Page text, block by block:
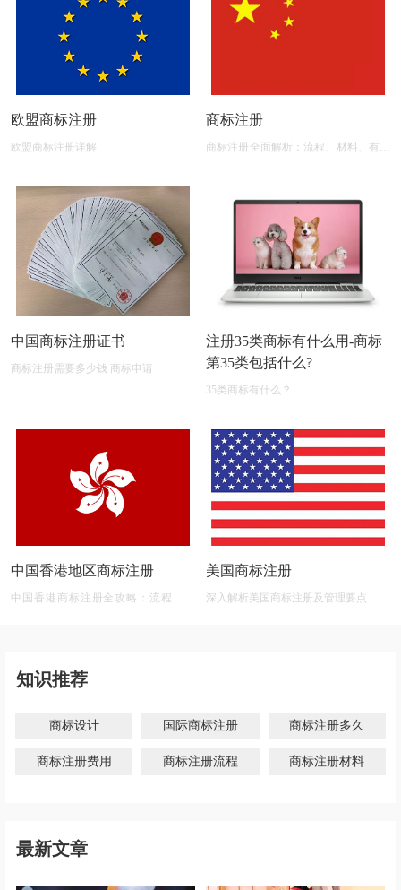
欧盟商标注册
欧盟商标注册详解
商标注册
商标注册全面解析：流程、材料、有效
中国商标注册证书
商标注册需要多少钱 商标申请
注册35类商标有什么用-商标
第35类包括什么?
35类商标有什么？
中国香港地区商标注册
中国香港商标注册全攻略：流程、材
美国商标注册
深入解析美国商标注册及管理要点
知识推荐
商标设计 国际商标注册 商标注册多久
商标注册费用 商标注册流程 商标注册材料
最新文章